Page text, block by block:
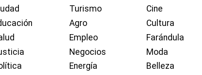
Turismo
Agro
Empleo
Negocios
Energía
Cine
Cultura
Farándula
Moda
Belleza